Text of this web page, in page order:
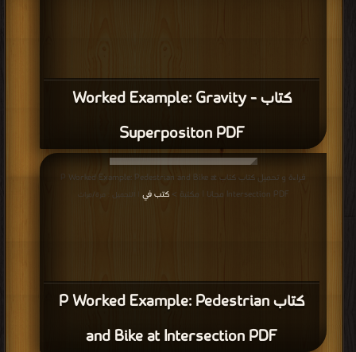
كتاب Worked Example: Gravity -
Superpositon PDF
كتاب P Worked Example: Pedestrian
and Bike at Intersection PDF
قراءة و تحميل كتاب كتاب P Worked Example: Pedestrian and Bike at
Intersection PDF مجانا | مكتبة >
كتب في | التحميل : مرة/مرات